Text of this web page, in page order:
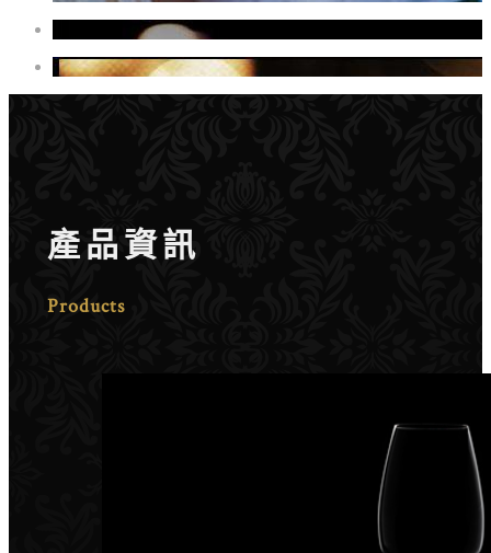
產品資訊
Products